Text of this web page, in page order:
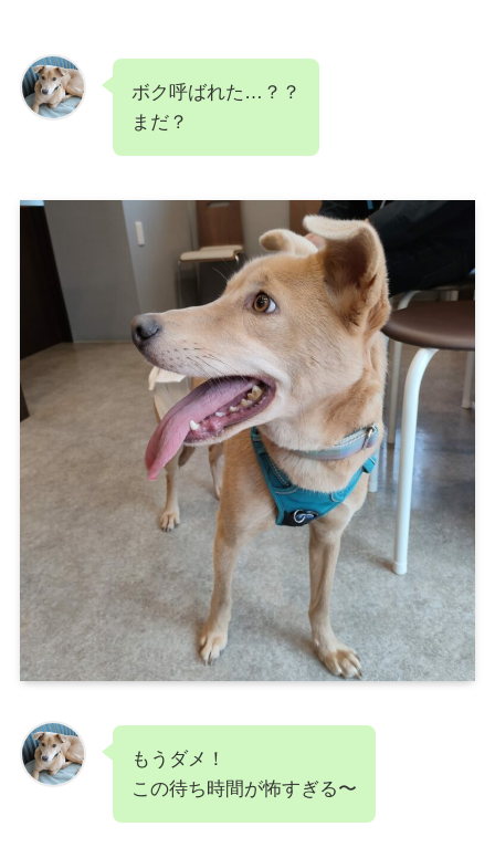
ボク呼ばれた…？？
まだ？
もうダメ！
この待ち時間が怖すぎる〜